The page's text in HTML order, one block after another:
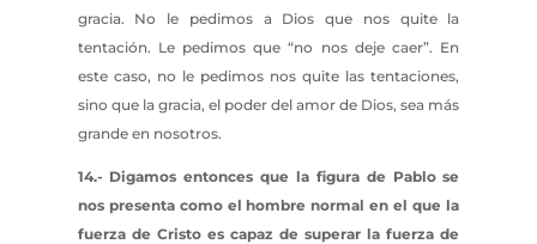
gracia. No le pedimos a Dios que nos quite la
tentación. Le pedimos que “no nos deje caer”. En
este caso, no le pedimos nos quite las tentaciones,
sino que la gracia, el poder del amor de Dios, sea más
grande en nosotros.
14.- Digamos entonces que la figura de Pablo se
nos presenta como el hombre normal en el que la
fuerza de Cristo es capaz de superar la fuerza de